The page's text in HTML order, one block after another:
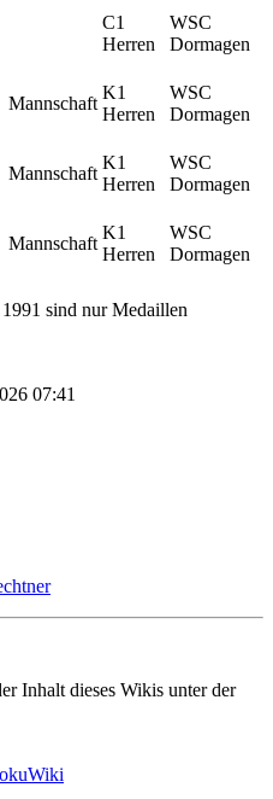
C1
Herren
WSC
Dormagen
Mannschaft
K1
Herren
WSC
Dormagen
Mannschaft
K1
Herren
WSC
Dormagen
Mannschaft
K1
Herren
WSC
Dormagen
sind nur Medaillen
07:41
Inhalt dieses Wikis unter der